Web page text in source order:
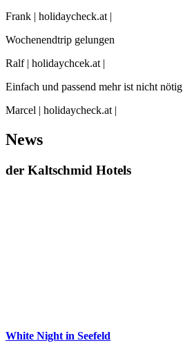
Frank | holidaycheck.at |
Wochenendtrip gelungen
Ralf | holidaychcek.at |
Einfach und passend mehr ist nicht nötig
Marcel | holidaycheck.at |
News
der Kaltschmid Hotels
White Night in Seefeld